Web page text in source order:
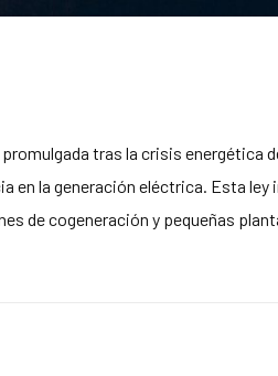
tras la crisis energética
en la generación eléctrica. Esta
de cogeneración y pequeñas